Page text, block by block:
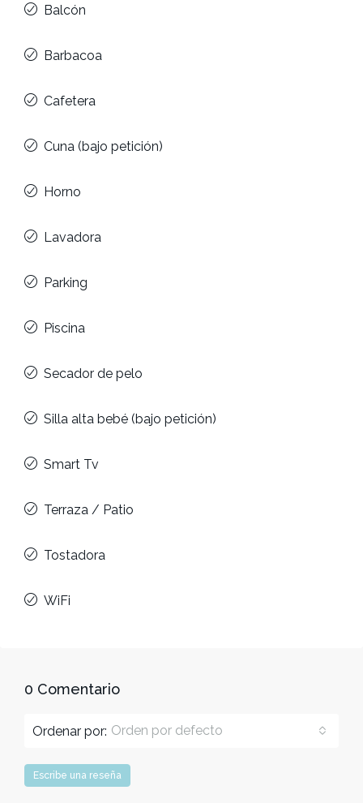
Balcón
Barbacoa
Cafetera
Cuna (bajo petición)
Horno
Lavadora
Parking
Piscina
Secador de pelo
Silla alta bebé (bajo petición)
Smart Tv
Terraza / Patio
Tostadora
WiFi
0 Comentario
Ordenar por: Orden por defecto
Escribe una reseña